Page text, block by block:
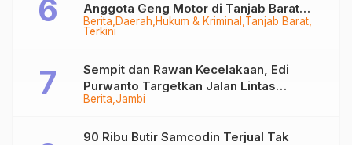
Berita Daerah Hukum & Kriminal Tanjab Barat
Terkini
Anggota Geng Motor di Tanjab Barat
Diringkus
Berita Jambi
Sempit dan Rawan Kecelakaan, Edi
Purwanto Targetkan Jalan Lintas
Tungkal-Jambi Mulus di 2028
90 Ribu Butir Samcodin Terjual Tak